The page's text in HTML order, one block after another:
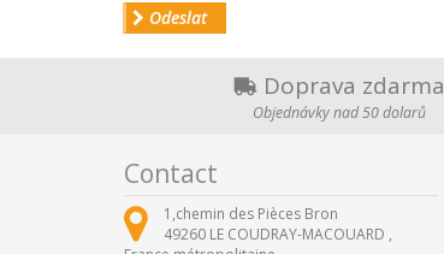
Odeslat
Doprava zdarma
Objednávky nad 50 dolarů
Contact
1,chemin des Pièces Bron
49260 LE COUDRAY-MACOUARD ,